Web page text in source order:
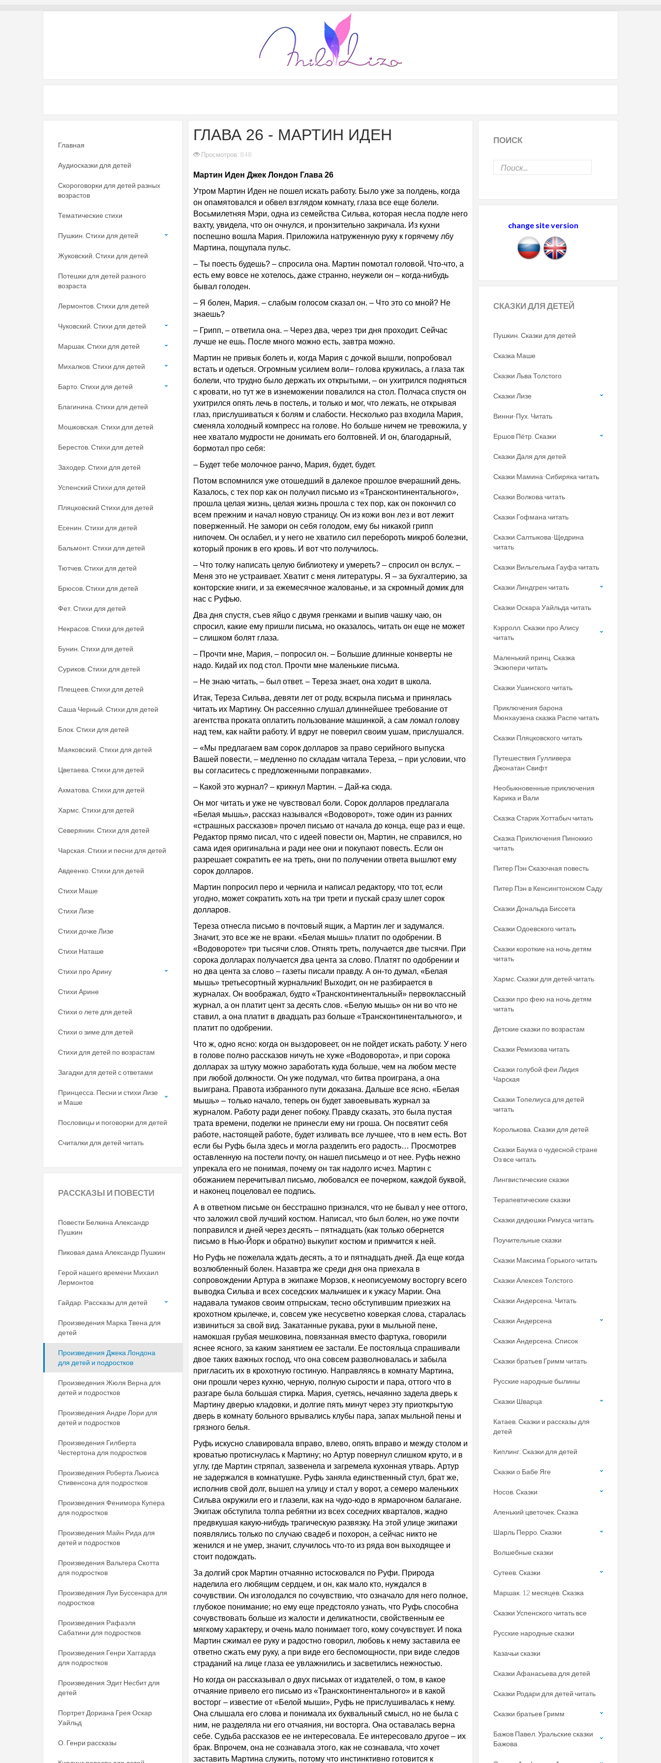
ГЛАВА 26 - МАРТИН ИДЕН
Просмотров: 848
Мартин Иден Джек Лондон Глава 26
Утром Мартин Иден не пошел искать работу. Было уже за полдень, когда
он опамятовался и обвел взглядом комнату, глаза все еще болели.
Восьмилетняя Мэри, одна из семейства Сильва, которая несла подле него
вахту, увидела, что он очнулся, и пронзительно закричала. Из кухни
поспешно вошла Мария. Приложила натруженную руку к горячему лбу
Мартина, пощупала пульс.
– Ты поесть будешь? – спросила она. Мартин помотал головой. Что-что, а
есть ему вовсе не хотелось, даже странно, неужели он – когда-нибудь
бывал голоден.
– Я болен, Мария. – слабым голосом сказал он. – Что это со мной? Не
знаешь?
– Грипп, – ответила она. – Через два, через три дня проходит. Сейчас
лучше не ешь. После много можно есть, завтра можно.
Мартин не привык болеть и, когда Мария с дочкой вышли, попробовал
встать и одеться. Огромным усилием воли– голова кружилась, а глаза так
болели, что трудно было держать их открытыми, – он ухитрился подняться
с кровати, но тут же в изнеможении повалился на стол. Полчаса спустя он
ухитрился опять лечь в постель, и только и мог, что лежать, не открывая
глаз, прислушиваться к болям и слабости. Несколько раз входила Мария,
сменяла холодный компресс на голове. Но больше ничем не тревожила, у
нее хватало мудрости не донимать его болтовней. И он, благодарный,
бормотал про себя:
– Будет тебе молочное ранчо, Мария, будет, будет.
Потом вспомнился уже отошедший в далекое прошлое вчерашний день.
Казалось, с тех пор как он получил письмо из «Трансконтинентального»,
прошла целая жизнь, целая жизнь прошла с тех пор, как он покончил со
всем прежним и начал новую страницу. Он из кожи вон лез и вот лежит
поверженный. Не замори он себя голодом, ему бы никакой грипп
нипочем. Он ослабел, и у него не хватило сил перебороть микроб болезни,
который проник в его кровь. И вот что получилось.
– Что толку написать целую библиотеку и умереть? – спросил он вслух. –
Меня это не устраивает. Хватит с меня литературы. Я – за бухгалтерию, за
конторские книги, и за ежемесячное жалованье, и за скромный домик для
нас с Руфью.
Два дня спустя, съев яйцо с двумя гренками и выпив чашку чаю, он
спросил, какие ему пришли письма, но оказалось, читать он еще не может
– слишком болят глаза.
– Прочти мне, Мария, – попросил он. – Большие длинные конверты не
надо. Кидай их под стол. Прочти мне маленькие письма.
– Не знаю читать, – был ответ. – Тереза знает, она ходит в школа.
Итак, Тереза Сильва, девяти лет от роду, вскрыла письма и принялась
читать их Мартину. Он рассеянно слушал длиннейшее требование от
агентства проката оплатить пользование машинкой, а сам ломал голову
над тем, как найти работу. И вдруг не поверил своим ушам, прислушался.
– «Мы предлагаем вам сорок долларов за право серийного выпуска
Вашей повести, – медленно по складам читала Тереза, – при условии, что
вы согласитесь с предложенными поправками».
– Какой это журнал? – крикнул Мартин. – Дай-ка сюда.
Он мог читать и уже не чувствовал боли. Сорок долларов предлагала
«Белая мышь», рассказ назывался «Водоворот», тоже один из ранних
«страшных рассказов» прочел письмо от начала до конца, еще раз и еще.
Редактор прямо писал, что с идеей повести он, Мартин, не справился, но
сама идея оригинальна и ради нее они и покупают повесть. Если он
разрешает сократить ее на треть, они по получении ответа вышлют ему
сорок долларов.
Мартин попросил перо и чернила и написал редактору, что тот, если
угодно, может сократить хоть на три трети и пускай сразу шлет сорок
долларов.
Тереза отнесла письмо в почтовый ящик, а Мартин лег и задумался.
Значит, это все же не враки. «Белая мышь» платит по одобрении. В
«Водовороте» три тысячи слов. Отнять треть, получается две тысячи. При
сорока долларах получается два цента за слово. Платят по одобрении и
но два цента за слово – газеты писали правду. А он-то думал, «Белая
мышь» третьесортный журнальчик! Выходит, он не разбирается в
журналах. Он воображал, будто «Трансконтинентальный» первоклассный
журнал, а он платит цент за десять слов. «Белую мышь» он ни во что не
ставил, а она платит в двадцать раз больше «Трансконтинентального», и
платит по одобрении.
Что ж, одно ясно: когда он выздоровеет, он не пойдет искать работу. У него
в голове полно рассказов ничуть не хуже «Водоворота», и при сорока
долларах за штуку можно заработать куда больше, чем на любом месте
при любой должности. Он уже подумал, что битва проиграна, а она
выиграна. Правота избранного пути доказана. Дальше все ясно. «Белая
мышь» – только начало, теперь он будет завоевывать журнал за
журналом. Работу ради денег побоку. Правду сказать, это была пустая
трата времени, поделки не принесли ему ни гроша. Он посвятит себя
работе, настоящей работе, будет изливать все лучшее, что в нем есть. Вот
если бы Руфь была здесь и могла разделить его радость… Просмотрев
оставленную на постели почту, он нашел письмецо и от нее. Руфь нежно
упрекала его не понимая, почему он так надолго исчез. Мартин с
обожанием перечитывал письмо, любовался ее почерком, каждой буквой,
и наконец поцеловал ее подпись.
А в ответном письме он бесстрашно признался, что не бывал у нее оттого,
что заложил свой лучший костюм. Написал, что был болен, но уже почти
поправился и дней через десять – пятнадцать (как только обернется
письмо в Нью-Йорк и обратно) выкупит костюм и примчится к ней.
Но Руфь не пожелала ждать десять, а то и пятнадцать дней. Да еще когда
возлюбленный болен. Назавтра же среди дня она приехала в
сопровождении Артура в экипаже Морзов, к неописуемому восторгу всего
выводка Сильва и всех соседских мальчишек и к ужасу Марии. Она
надавала тумаков своим отпрыскам, тесно обступившим приезжих на
крохотном крылечке, и, совсем уже несусветно коверкая слова, старалась
извиниться за свой вид. Закатанные рукава, руки в мыльной пене,
намокшая грубая мешковина, повязанная вместо фартука, говорили
яснее ясного, за каким занятием ее застали. Ее постояльца спрашивали
двое таких важных господ, что она совсем разволновалась и забыла
пригласить их в крохотную гостиную. Направляясь в комнату Мартина,
они прошли через кухню, черную, полную сырости и пара, оттого что в
разгаре была большая стирка. Мария, суетясь, нечаянно задела дверь к
Мартину дверью кладовки, и долгие пять минут через эту приоткрытую
дверь в комнату больного врывались клубы пара, запах мыльной пены и
грязного белья.
Руфь искусно славировала вправо, влево, опять вправо и между столом и
кроватью протиснулась к Мартину; но Артур повернул слишком круто, и в
углу, где Мартин стряпал, зазвенела и загремела кухонная утварь. Артур
не задержался в комнатушке. Руфь заняла единственный стул, брат же,
исполнив свой долг, вышел на улицу и стал у ворот, а семеро маленьких
Сильва окружили его и глазели, как на чудо-юдо в ярмарочном балагане.
Экипаж обступила толпа ребятни из всех соседних кварталов, жадно
предвкушая какую-нибудь трагическую развязку. На этой улице экипажи
появлялись только по случаю свадеб и похорон, а сейчас никто не
женился и не умер, значит, случилось что-то из ряда вон выходящее и
стоит подождать.
За долгий срок Мартин отчаянно истосковался по Руфи. Природа
наделила его любящим сердцем, и он, как мало кто, нуждался в
сочувствии. Он изголодался по сочувствию, что означало для него полное,
глубокое понимание; но ему еще предстояло узнать, что Руфь способна
сочувствовать больше из жалости и деликатности, свойственным ее
мягкому характеру, и очень мало понимает того, кому сочувствует. И пока
Мартин сжимал ее руку и радостно говорил, любовь к нему заставила ее
ответно сжать ему руку, а при виде его беспомощности, при виде следов
страданий на лице глаза ее увлажнились и засветились нежностью.
Но когда он рассказывал о двух письмах от издателей, о том, в какое
отчаяние привело его письмо из «Трансконтинентального» и в какой
восторг – известие от «Белой мыши», Руфь не прислушивалась к нему.
Она слышала его слова и понимала их буквальный смысл, но не была с
ним, не разделяла ни его отчаяния, ни восторга. Она оставалась верна
себе. Судьба рассказов ее не интересовала. Ее интересовало другое – их
брак. Впрочем, она не сознавала этого, как не сознавала, что хочет
заставить Мартина служить, потому что инстинктивно готовится к
Главная
Аудиосказки для детей
Скороговорки для детей разных
возрастов
Тематические стихи
Пушкин. Стихи для детей
Жуковский. Стихи для детей
Потешки для детей разного
возраста
Лермонтов. Стихи для детей
Чуковский. Стихи для детей
Маршак. Стихи для детей
Михалков. Стихи для детей
Барто. Стихи для детей
Благинина. Стихи для детей
Мошковская. Стихи для детей
Берестов. Стихи для детей
Заходер. Стихи для детей
Успенский Стихи для детей
Пляцковский Стихи для детей
Есенин. Стихи для детей
Бальмонт. Стихи для детей
Тютчев. Стихи для детей
Брюсов. Стихи для детей
Фет. Стихи для детей
Некрасов. Стихи для детей
Бунин. Стихи для детей
Суриков. Стихи для детей
Плещеев. Стихи для детей
Саша Черный. Стихи для детей
Блок. Стихи для детей
Маяковский. Стихи для детей
Цветаева. Стихи для детей
Ахматова. Стихи для детей
Хармс. Стихи для детей
Северянин. Стихи для детей
Чарская. Стихи и песни для детей
Авдеенко. Стихи для детей
Стихи Маше
Стихи Лизе
Стихи дочке Лизе
Стихи Наташе
Стихи про Арину
Стихи Арине
Стихи о лете для детей
Стихи о зиме для детей
Стихи для детей по возрастам
Загадки для детей с ответами
Принцесса. Песни и стихи Лизе
и Маше
Пословицы и поговорки для детей
Считалки для детей читать
РАССКАЗЫ И ПОВЕСТИ
Повести Белкина Александр
Пушкин
Пиковая дама Александр Пушкин
Герой нашего времени Михаил
Лермонтов
Гайдар. Рассказы для детей
Произведения Марка Твена для
детей
Произведения Джека Лондона
для детей и подростков
Произведения Жюля Верна для
детей и подростков
Произведения Андре Лори для
детей и подростков
Произведения Гилберта
Честертона для подростков
Произведения Роберта Льюиса
Стивенсона для подростков
Произведения Фенимора Купера
для подростков
Произведения Майн Рида для
детей и подростков
Произведения Вальтера Скотта
для подростков
Произведения Луи Буссенара для
подростков
Произведения Рафаэля
Сабатини для подростков
Произведения Генри Хаггарда
для подростков
Произведения Эдит Несбит для
детей
Портрет Дориана Грея Оскар
Уайльд
О. Генри рассказы
ПОИСК
change site version
СКАЗКИДЛЯ ДЕТЕЙ
Пушкин. Сказки для детей
Сказка Маше
Сказки Льва Толстого
Сказки Лизе
Винни-Пух. Читать
Ершов Пётр. Сказки
Сказки Даля для детей
Сказки Мамина-Сибиряка читать
Сказки Волкова читать
Сказки Гофмана читать
Сказки Салтыкова-Щедрина
читать
Сказки Вильгельма Гауфа читать
Сказки Линдгрен читать
Сказки Оскара Уайльда читать
Кэрролл. Сказки про Алису
читать
Маленький принц. Сказка
Экзюпери читать
Сказки Ушинского читать
Приключения барона
Мюнхаузена сказка Распе читать
Сказки Пляцковского читать
Путешествия Гулливера
Джонатан Свифт
Необыкновенные приключения
Карика и Вали
Сказка Старик Хоттабыч читать
Сказка Приключения Пиноккио
читать
Питер Пэн Сказочная повесть
Питер Пэн в Кенсингтонском Саду
Сказки Дональда Биссета
Сказки Одоевского читать
Сказки короткие на ночь детям
читать
Хармс. Сказки для детей читать
Сказки про фею на ночь детям
читать
Детские сказки по возрастам
Сказки Ремизова читать
Сказки голубой феи Лидия
Чарская
Сказки Топелиуса для детей
читать
Королькова. Сказки для детей
Сказки Баума о чудесной стране
Оз все читать
Лингвистические сказки
Терапевтические сказки
Сказки дядюшки Римуса читать
Поучительные сказки
Сказки Максима Горького читать
Сказки Алексея Толстого
Сказки Андерсена. Читать
Сказки Андерсена
Сказки Андерсена. Список
Сказки братьев Гримм читать
Русские народные былины
Сказки Шварца
Катаев. Сказки и рассказы для
детей
Киплинг. Сказки для детей
Сказки о Бабе Яге
Носов. Сказки
Аленький цветочек. Сказка
Шарль Перро. Сказки
Волшебные сказки
Сутеев. Сказки
Маршак. 12 месяцев. Сказка
Сказки Успенского читать все
Русские народные сказки
Казачьи сказки
Сказки Афанасьева для детей
Сказки Родари для детей читать
Сказки братьев Гримм
Бажов Павел. Уральские сказки
Бажова